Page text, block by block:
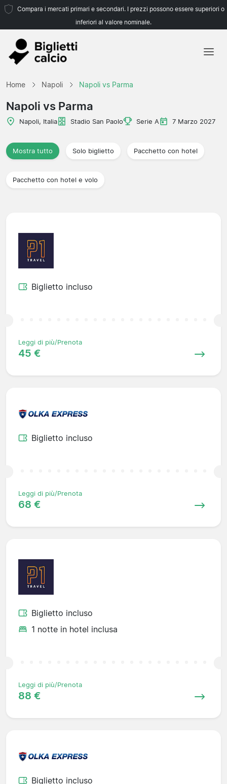
Compara i mercati primari e secondari. I prezzi possono essere superiori o
inferiori al valore nominale.
Home Napoli Napoli vs Parma
Napoli vs Parma
Napoli, Italia Stadio San Paolo Serie A 7 Marzo 2027
Mostra tutto Solo biglietto Pacchetto con hotel
Pacchetto con hotel e volo
Biglietto incluso
Leggi di più/Prenota
45 €
Biglietto incluso
Leggi di più/Prenota
68 €
Biglietto incluso
1 notte in hotel inclusa
Leggi di più/Prenota
88 €
Biglietto incluso